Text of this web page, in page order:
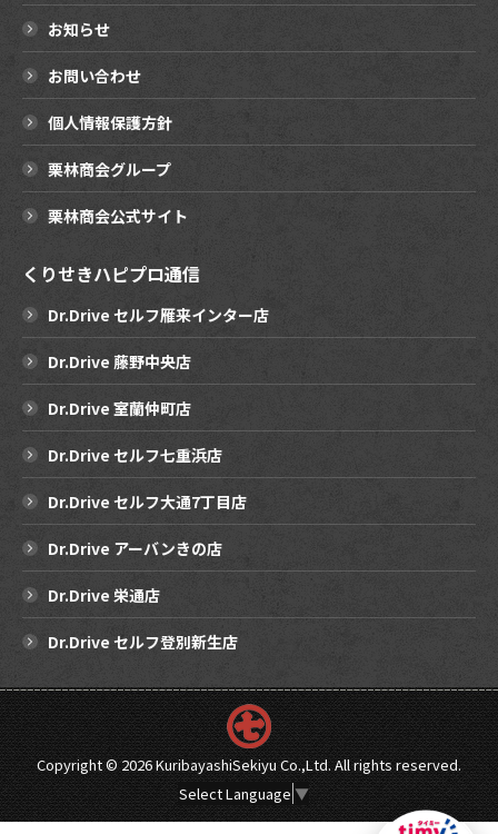
お知らせ
お問い合わせ
個人情報保護方針
栗林商会グループ
栗林商会公式サイト
くりせきハピプロ通信
Dr.Drive セルフ雁来インター店
Dr.Drive 藤野中央店
Dr.Drive 室蘭仲町店
Dr.Drive セルフ七重浜店
Dr.Drive セルフ大通7丁目店
Dr.Drive アーバンきの店
Dr.Drive 栄通店
Dr.Drive セルフ登別新生店
Copyright ©2026 KuribayashiSekiyu Co.,Ltd. All rights reserved.
Select Language ▼